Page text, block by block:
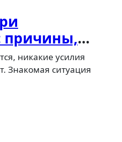
причины,
когда
к врачу
Знакомая ситуация